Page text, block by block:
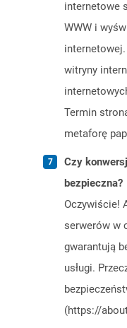
internetowe
WWW i
witryny
Termin
metaforę
Czy
bezpieczna?
Oczywiście!
serwerów w
gwarantują
usługi.
(https://